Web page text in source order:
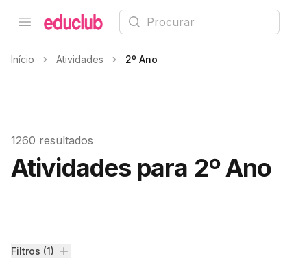
Open menu
Educlub Procurar
Início Atividades 2º Ano
1260 resultados
Atividades para 2º Ano
Filtros
Filtros (1)